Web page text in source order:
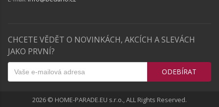
CHCETE VĚDĚT O NOVINKÁCH, AKCÍCH A SLEVÁCH
JAKO PRVNÍ?
ODEBÍRAT
2026 © HOME-PARADE.EU s.r.o., ALL Rights Reserved.